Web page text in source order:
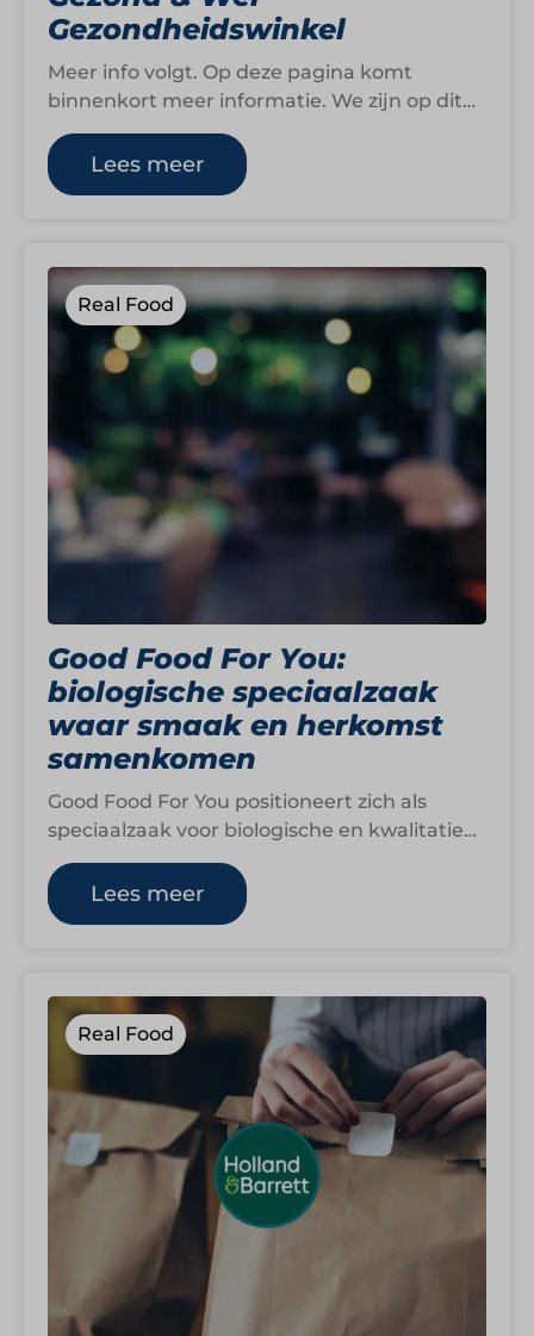
Gezondheidswinkel
Meer info volgt. Op deze pagina komt
binnenkort meer informatie. We zijn op dit
moment namelijk nog druk bezig om…
Lees meer
Real Food
Good Food For You:
biologische speciaalzaak
waar smaak en herkomst
samenkomen
Good Food For You positioneert zich als
speciaalzaak voor biologische en kwalitatieve
producten waarin smaak, herkomst en
puurheid centraal staan.…
Lees meer
Real Food